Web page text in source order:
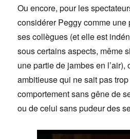
Ou encore, pour les
considérer Peggy comme
ses collègues (et elle est
sous certains aspects, même
une partie de jambes en
ambitieuse qui ne sait pas
comportement sans gêne de
ou de celui sans pudeur des